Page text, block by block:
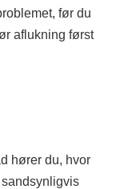
før du
aflukning først
hører du, hvor